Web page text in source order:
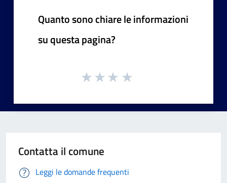
Quanto sono chiare le informazioni
su questa pagina?
Contatta il comune
Leggi le domande frequenti